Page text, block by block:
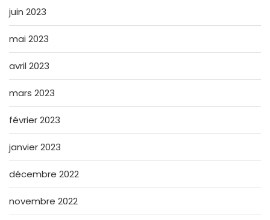
juin 2023
mai 2023
avril 2023
mars 2023
février 2023
janvier 2023
décembre 2022
novembre 2022